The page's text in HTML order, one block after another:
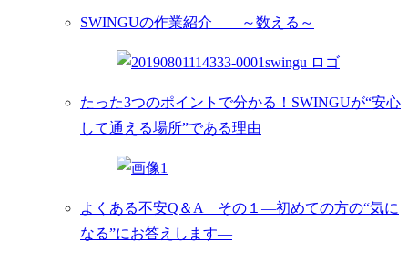
SWINGUの作業紹介 ～数える～
たった3つのポイントで分かる！SWINGUが“安心
して通える場所”である理由
よくある不安Q＆A その１―初めての方の“気に
なる”にお答えします―